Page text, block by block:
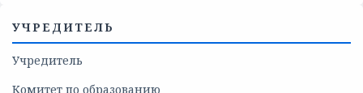
УЧРЕДИТЕЛЬ
Учредитель
Комитет по образованию